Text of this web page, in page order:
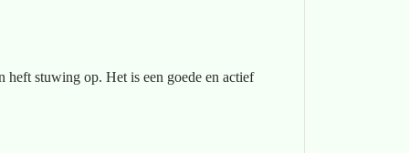
heft stuwing op. Het is een goede en actief